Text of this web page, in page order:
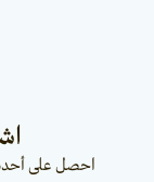
احصل على أحدث